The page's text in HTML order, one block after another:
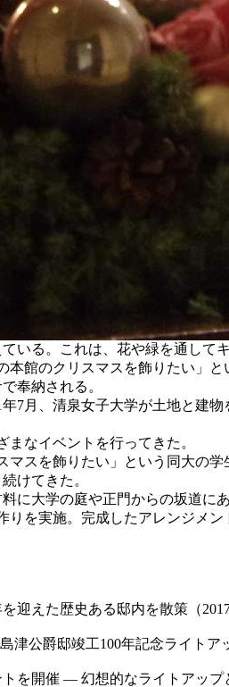
いる。これは、花や緑を通して
館のクリスマスを飾りたい」
奉納される。
月、清泉女子大学が土地と建
なイベントを行ってきた。
スを飾りたい」という同大の
けてきた。
大学の庭や正門からの坂道に
を実施。完成したアレンジメン
迎えた歴史ある邸内を散策（
公爵邸竣工100年記念ライトア
を開催 — 幻想的なライトアップ